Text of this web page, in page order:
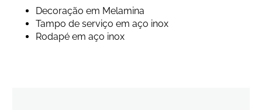
Decoração em Melamina
Tampo de serviço em aço inox
Rodapé em aço inox